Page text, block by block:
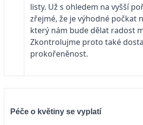
listy. Už s ohledem na vyšší
zřejmé, že je výhodné počkat
který nám bude dělat radost
Zkontrolujme proto také
prokořeněnost.
Péče o květiny se vyplatí